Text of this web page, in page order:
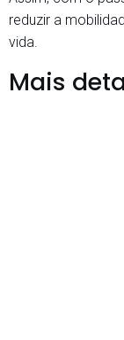
reduzir a
vida.
Mais